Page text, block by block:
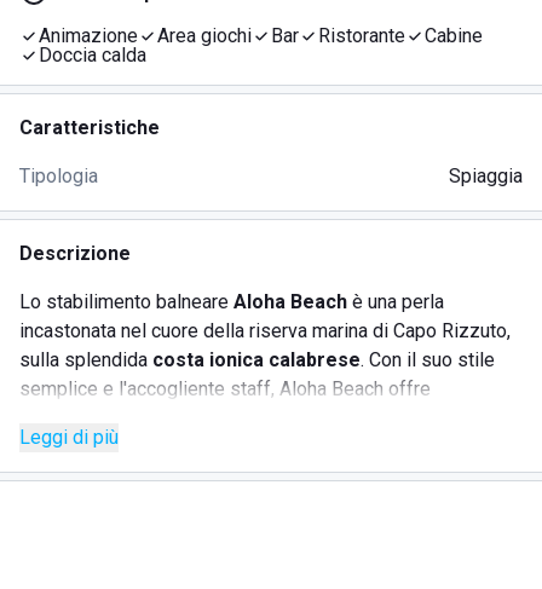
Animazione
Area giochi Bar Ristorante
Cabine
Doccia calda
Caratteristiche
Tipologia Spiaggia
Descrizione
Lo stabilimento balneare Aloha Beach è una perla
incastonata nel cuore della riserva marina di Capo Rizzuto,
sulla splendida costa ionica calabrese. Con il suo stile
semplice e l'accogliente staff, Aloha Beach offre
Situato direttamente sulla spiaggia, permette di godere
della brezza marina e dei servizi pensati per tutte le età.
Leggi di più